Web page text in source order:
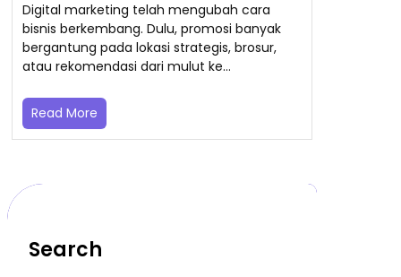
Digital marketing telah mengubah cara
bisnis berkembang. Dulu, promosi banyak
bergantung pada lokasi strategis, brosur,
atau rekomendasi dari mulut ke…
Read More
Search